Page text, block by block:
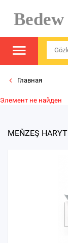
Главная
Элемент не найден
MEŇZEŞ